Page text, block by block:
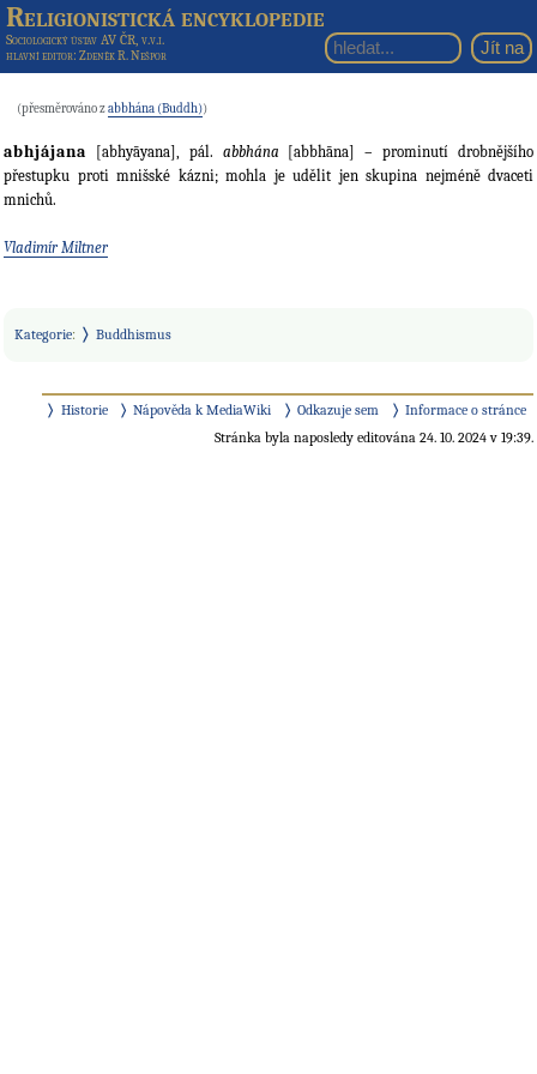
Religionistická encyklopedie
Sociologický ústav AV ČR, v.v.i.
hlavní editor: Zdeněk R. Nešpor
(přesměrováno zabbhána (Buddh))
abhjájana [abhyāyana], pál. abbhána [abbhāna] – prominutí drobnějšího
přestupku proti mnišské kázni; mohla je udělit jen skupina nejméně dvaceti
mnichů.
Vladimír Miltner
Kategorie: Buddhismus
Historie Nápověda k MediaWiki Odkazuje sem
Informace o stránce
Stránka byla naposledy editována 24. 10. 2024 v 19:39.